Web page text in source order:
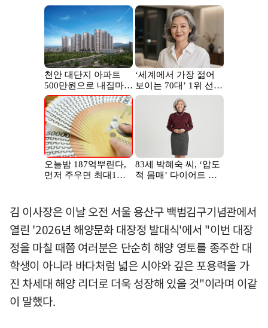
김 이사장은 이날 오전 서울 용산구 백범김구기념관에서
열린 '2026년 해양문화 대장정 발대식'에서 "이번 대장
정을 마칠 때쯤 여러분은 단순히 해양 영토를 종주한 대
학생이 아니라 바다처럼 넓은 시야와 깊은 포용력을 가
진 차세대 해양 리더로 더욱 성장해 있을 것"이라며 이같
이 말했다.